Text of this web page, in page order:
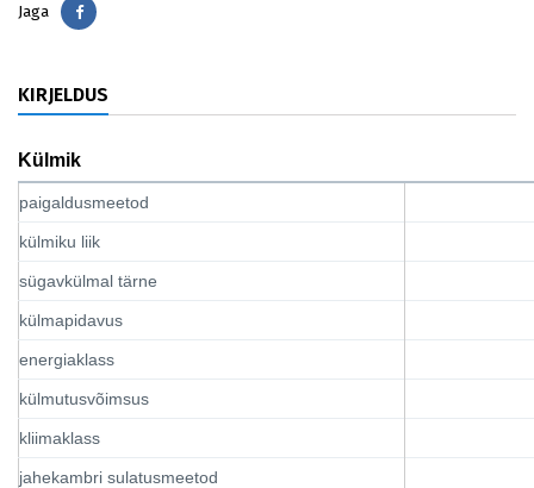
Jaga Jaga
KIRJELDUS
Külmik
paigaldusmeetod
külmiku liik
sügavkülmal tärne
külmapidavus
energiaklass
külmutusvõimsus
kliimaklass
jahekambri sulatusmeetod